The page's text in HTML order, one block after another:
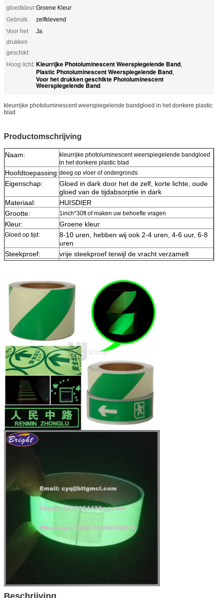
gloedkleur:Groene Kleur
Gebruik:
zelfklevend
Voor het
drukken
geschikt:
Ja
Hoog licht: Kleurrijke Photoluminescent Weerspiegelende Band,
Plastic Photoluminescent Weerspiegelende Band,
Voor het drukken geschikte Photoluminescent
Weerspiegelende Band
kleurrijke photoluminescent weerspiegelende bandgloed in het donkere plastic
blad
Productomschrijving
Naam:
kleurrijke photoluminescent weerspiegelende bandgloed
in het donkere plastic blad
Hoofdtoepassing:deeg op vloer of ondergronds
Eigenschap:
Gloed in dark door het de zelf, korte lichte, oude
gloed van de tijdabsorptie in dark
Materiaal:
HUISDIER
Grootte:
1inch*30ft of maken uw behoefte vragen
Kleur: Groene kleur
Gloed op tijd:
8-10 uren, hebben wij ook 2-4 uren, 4-6 uur, 6-8
uren
Steekproef:
vrije steekproef terwijl de vracht verzamelt
Beschrijving